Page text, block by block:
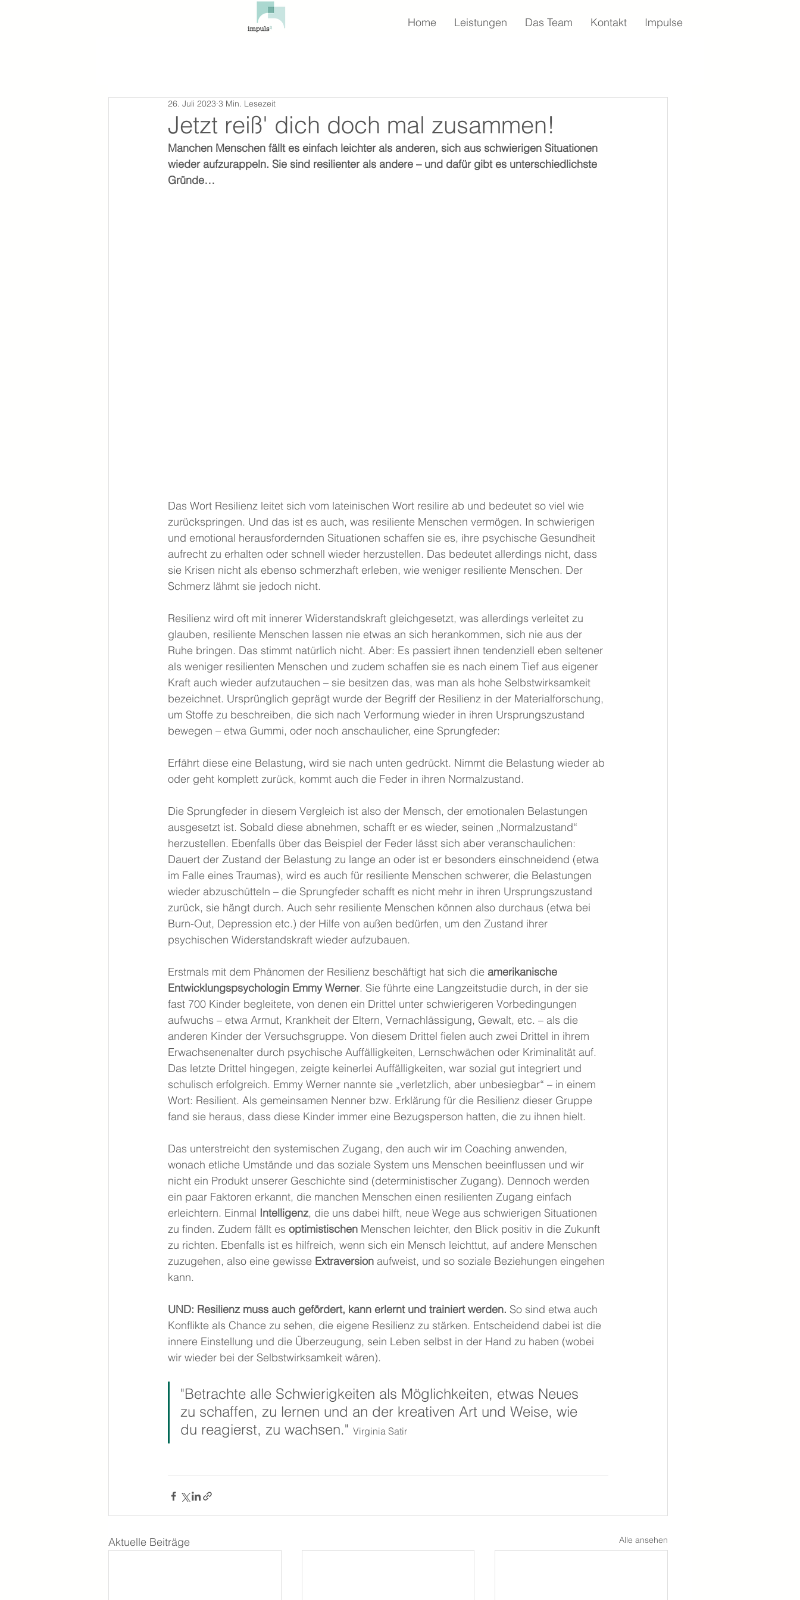
Home Leistungen Das Team Kontakt Impulse
Jetzt reiß' dich doch mal zusammen!
26. Juli 2023 3 Min. Lesezeit
Manchen Menschen fällt es einfach leichter als anderen, sich aus schwierigen Situationen
wieder aufzurappeln. Sie sind resilienter als andere – und dafür gibt es unterschiedlichste
Gründe…
Das Wort Resilienz leitet sich vom lateinischen Wort resilire ab und bedeutet so viel wie
zurückspringen. Und das ist es auch, was resiliente Menschen vermögen. In schwierigen
und emotional herausfordernden Situationen schaffen sie es, ihre psychische Gesundheit
aufrecht zu erhalten oder schnell wieder herzustellen. Das bedeutet allerdings nicht, dass
sie Krisen nicht als ebenso schmerzhaft erleben, wie weniger resiliente Menschen. Der
Schmerz lähmt sie jedoch nicht.
Resilienz wird oft mit innerer Widerstandskraft gleichgesetzt, was allerdings verleitet zu
glauben, resiliente Menschen lassen nie etwas an sich herankommen, sich nie aus der
Ruhe bringen. Das stimmt natürlich nicht. Aber: Es passiert ihnen tendenziell eben seltener
als weniger resilienten Menschen und zudem schaffen sie es nach einem Tief aus eigener
Kraft auch wieder aufzutauchen – sie besitzen das, was man als hohe Selbstwirksamkeit
bezeichnet. Ursprünglich geprägt wurde der Begriff der Resilienz in der Materialforschung,
um Stoffe zu beschreiben, die sich nach Verformung wieder in ihren Ursprungszustand
bewegen – etwa Gummi, oder noch anschaulicher, eine Sprungfeder:
Erfährt diese eine Belastung, wird sie nach unten gedrückt. Nimmt die Belastung wieder ab
oder geht komplett zurück, kommt auch die Feder in ihren Normalzustand.
Die Sprungfeder in diesem Vergleich ist also der Mensch, der emotionalen Belastungen
ausgesetzt ist. Sobald diese abnehmen, schafft er es wieder, seinen „Normalzustand“
herzustellen. Ebenfalls über das Beispiel der Feder lässt sich aber veranschaulichen:
Dauert der Zustand der Belastung zu lange an oder ist er besonders einschneidend (etwa
im Falle eines Traumas), wird es auch für resiliente Menschen schwerer, die Belastungen
wieder abzuschütteln – die Sprungfeder schafft es nicht mehr in ihren Ursprungszustand
zurück, sie hängt durch. Auch sehr resiliente Menschen können also durchaus (etwa bei
Burn-Out, Depression etc.) der Hilfe von außen bedürfen, um den Zustand ihrer
psychischen Widerstandskraft wieder aufzubauen.
Erstmals mit dem Phänomen der Resilienz beschäftigt hat sich die amerikanische
Entwicklungspsychologin Emmy Werner. Sie führte eine Langzeitstudie durch, in der sie
fast 700 Kinder begleitete, von denen ein Drittel unter schwierigeren Vorbedingungen
aufwuchs – etwa Armut, Krankheit der Eltern, Vernachlässigung, Gewalt, etc. – als die
anderen Kinder der Versuchsgruppe. Von diesem Drittel fielen auch zwei Drittel in ihrem
Erwachsenenalter durch psychische Auffälligkeiten, Lernschwächen oder Kriminalität auf.
Das letzte Drittel hingegen, zeigte keinerlei Auffälligkeiten, war sozial gut integriert und
schulisch erfolgreich. Emmy Werner nannte sie „verletzlich, aber unbesiegbar“ – in einem
Wort: Resilient. Als gemeinsamen Nenner bzw. Erklärung für die Resilienz dieser Gruppe
fand sie heraus, dass diese Kinder immer eine Bezugsperson hatten, die zu ihnen hielt.
Das unterstreicht den systemischen Zugang, den auch wir im Coaching anwenden,
wonach etliche Umstände und das soziale System uns Menschen beeinflussen und wir
nicht ein Produkt unserer Geschichte sind (deterministischer Zugang). Dennoch werden
ein paar Faktoren erkannt, die manchen Menschen einen resilienten Zugang einfach
erleichtern. Einmal Intelligenz, die uns dabei hilft, neue Wege aus schwierigen Situationen
zu finden. Zudem fällt es optimistischen Menschen leichter, den Blick positiv in die Zukunft
zu richten. Ebenfalls ist es hilfreich, wenn sich ein Mensch leichttut, auf andere Menschen
zuzugehen, also eine gewisse Extraversion aufweist, und so soziale Beziehungen eingehen
kann.
UND: Resilienz muss auch gefördert, kann erlernt und trainiert werden. So sind etwa auch
Konflikte als Chance zu sehen, die eigene Resilienz zu stärken. Entscheidend dabei ist die
innere Einstellung und die Überzeugung, sein Leben selbst in der Hand zu haben (wobei
wir wieder bei der Selbstwirksamkeit wären).
"Betrachte alle Schwierigkeiten als Möglichkeiten, etwas Neues
zu schaffen, zu lernen und an der kreativen Art und Weise, wie
du reagierst, zu wachsen." Virginia Satir
Aktuelle Beiträge Alle ansehen